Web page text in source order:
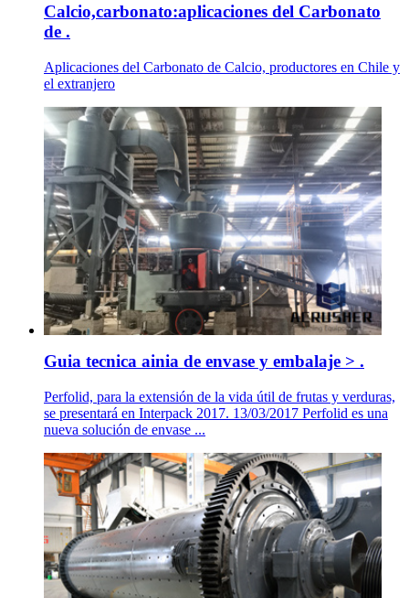
Calcio,carbonato:aplicaciones del Carbonato
de .
Aplicaciones del Carbonato de Calcio, productores en Chile y
el extranjero
Guia tecnica ainia de envase y embalaje > .
Perfolid, para la extensión de la vida útil de frutas y verduras,
se presentará en Interpack 2017. 13/03/2017 Perfolid es una
nueva solución de envase ...